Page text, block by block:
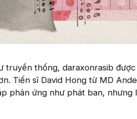
truyền thống, daraxonrasib được
Tiến sĩ David Hong từ MD
phản ứng như phát ban, nhưng